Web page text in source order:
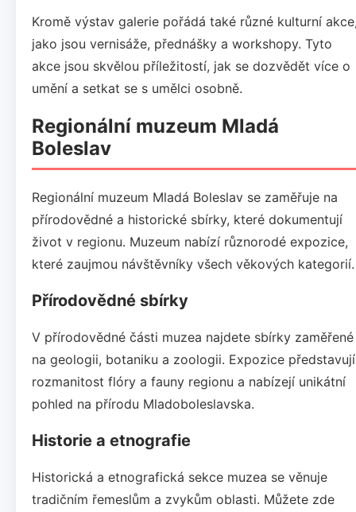
Kromě výstav galerie pořádá také různé kulturní
jako jsou vernisáže, přednášky a workshopy. Tyto
akce jsou skvělou příležitostí, jak se dozvědět více o
umění a setkat se s umělci osobně.
Regionální muzeum Mladá
Boleslav
Regionální muzeum Mladá Boleslav se zaměřuje na
přírodovědné a historické sbírky, které dokumentují
život v regionu. Muzeum nabízí různorodé expozice,
které zaujmou návštěvníky všech věkových kategorií.
Přírodovědné sbírky
V přírodovědné části muzea najdete sbírky zaměřené
na geologii, botaniku a zoologii. Expozice představují
rozmanitost flóry a fauny regionu a nabízejí unikátní
pohled na přírodu Mladoboleslavska.
Historie a etnografie
Historická a etnografická sekce muzea se věnuje
tradičním řemeslům a zvykům oblasti. Můžete zde